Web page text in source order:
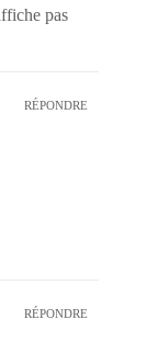
pas
RÉPONDRE
RÉPONDRE